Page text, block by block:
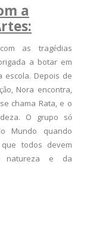
a
as tragédias
a botar em
escola. Depois de
Nora encontra,
chama Rata, e o
O grupo só
Mundo quando
todos devem
natureza e da